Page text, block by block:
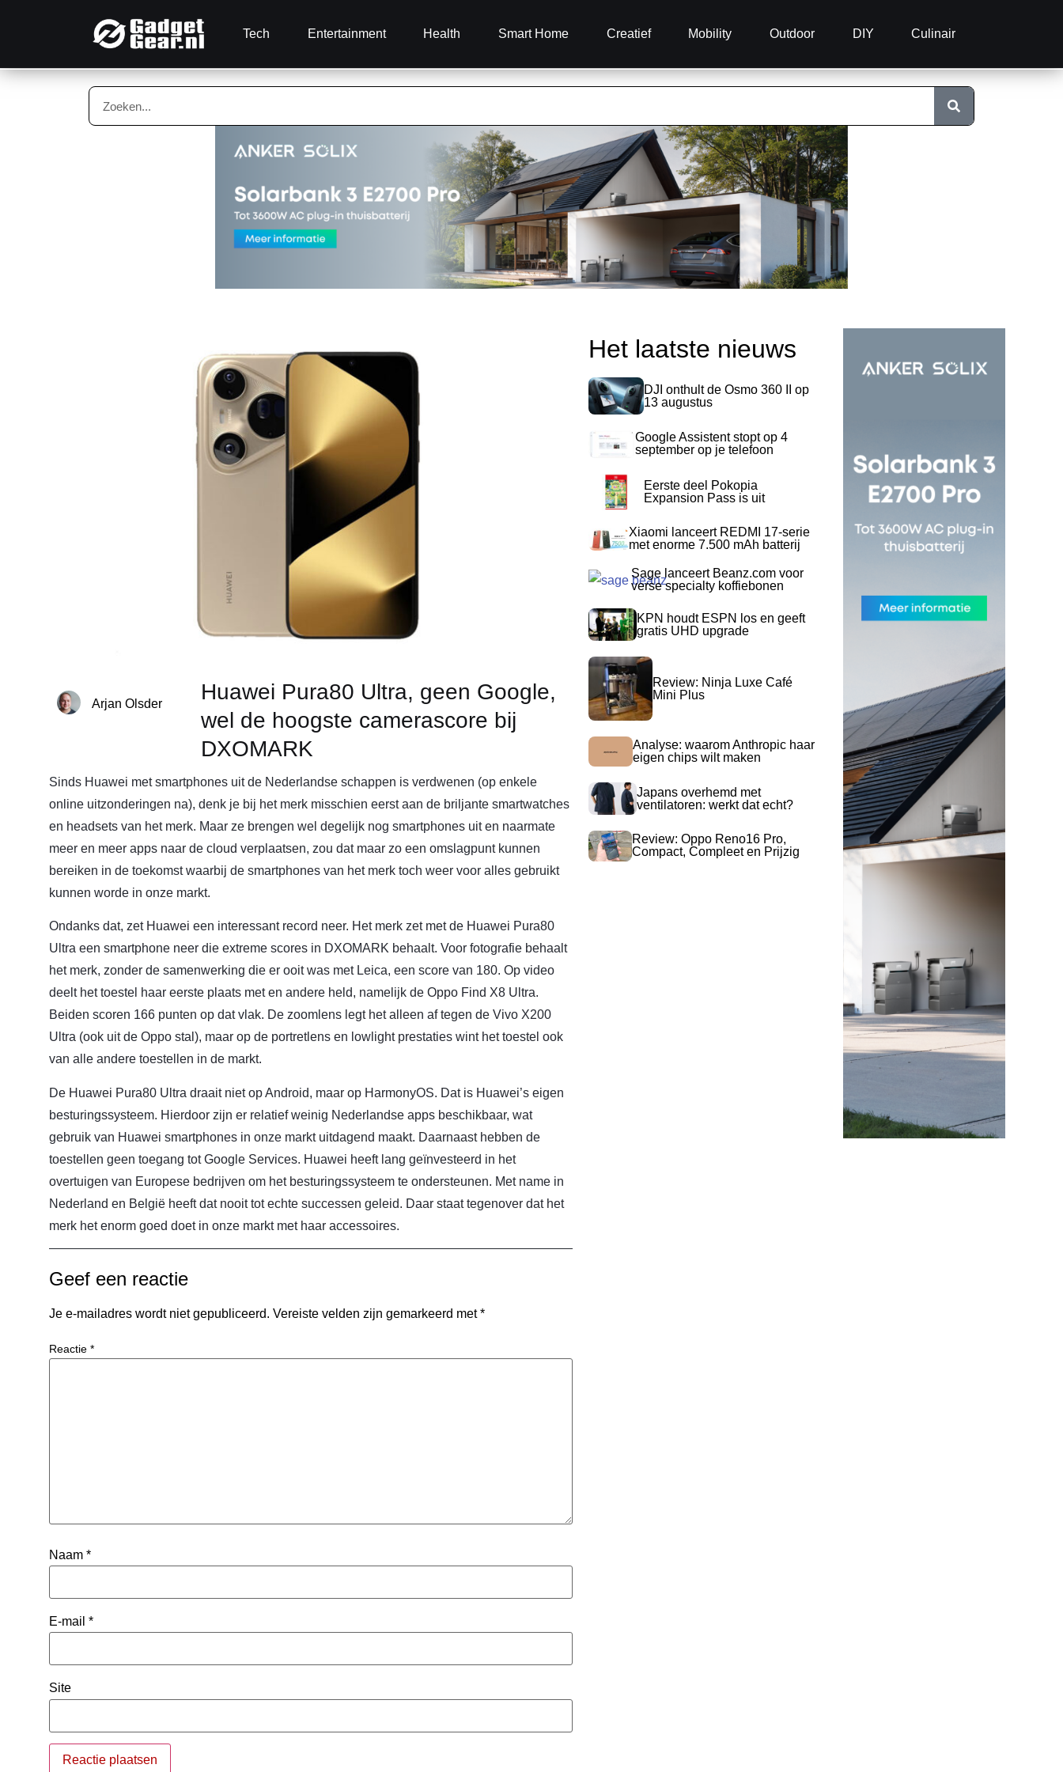
Tech Entertainment Health Smart Home Creatief Mobility Outdoor DIY Culinair
Arjan Olsder
Huawei Pura80 Ultra, geen Google,
wel de hoogste camerascore bij
DXOMARK
Sinds Huawei met smartphones uit de Nederlandse schappen is verdwenen (op enkele
online uitzonderingen na), denk je bij het merk misschien eerst aan de briljante smartwatches
en headsets van het merk. Maar ze brengen wel degelijk nog smartphones uit en naarmate
meer en meer apps naar de cloud verplaatsen, zou dat maar zo een omslagpunt kunnen
bereiken in de toekomst waarbij de smartphones van het merk toch weer voor alles gebruikt
kunnen worde in onze markt.
Ondanks dat, zet Huawei een interessant record neer. Het merk zet met de Huawei Pura80
Ultra een smartphone neer die extreme scores in DXOMARK behaalt. Voor fotografie behaalt
het merk, zonder de samenwerking die er ooit was met Leica, een score van 180. Op video
deelt het toestel haar eerste plaats met en andere held, namelijk de Oppo Find X8 Ultra.
Beiden scoren 166 punten op dat vlak. De zoomlens legt het alleen af tegen de Vivo X200
Ultra (ook uit de Oppo stal), maar op de portretlens en lowlight prestaties wint het toestel ook
van alle andere toestellen in de markt.
De Huawei Pura80 Ultra draait niet op Android, maar op HarmonyOS. Dat is Huawei’s eigen
besturingssysteem. Hierdoor zijn er relatief weinig Nederlandse apps beschikbaar, wat
gebruik van Huawei smartphones in onze markt uitdagend maakt. Daarnaast hebben de
toestellen geen toegang tot Google Services. Huawei heeft lang geïnvesteerd in het
overtuigen van Europese bedrijven om het besturingssysteem te ondersteunen. Met name in
Nederland en België heeft dat nooit tot echte successen geleid. Daar staat tegenover dat het
merk het enorm goed doet in onze markt met haar accessoires.
Geef een reactie
Je e-mailadres wordt niet gepubliceerd. Vereiste velden zijn gemarkeerd met*
Reactie *
Naam *
E-mail *
Site
Het laatste nieuws
DJI onthult de Osmo 360 II op
13 augustus
Google Assistent stopt op 4
september op je telefoon
Eerste deel Pokopia
Expansion Pass is uit
Xiaomi lanceert REDMI 17-serie
met enorme 7.500 mAh batterij
Sage lanceert Beanz.com voor
verse specialty koffiebonen
KPN houdt ESPN los en geeft
gratis UHD upgrade
Review: Ninja Luxe Café
Mini Plus
Analyse: waarom Anthropic haar
eigen chips wilt maken
Japans overhemd met
ventilatoren: werkt dat echt?
Review: Oppo Reno16 Pro,
Compact, Compleet en Prijzig